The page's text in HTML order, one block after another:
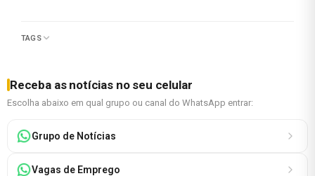
TAGS
Receba as notícias no seu celular
Escolha abaixo em qual grupo ou canal do WhatsApp entrar:
Grupo de Notícias
Vagas de Emprego